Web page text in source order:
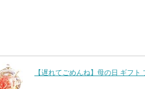
【遅れてごめんね】母の日 ギフト